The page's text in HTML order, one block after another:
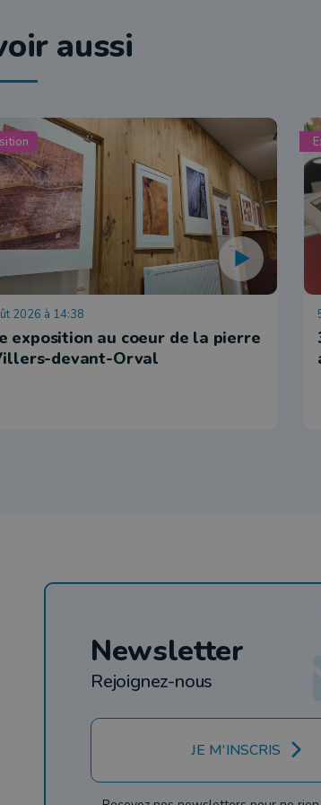
aussi
2026 à 14:38
exposition au coeur de la pierre
devant-Orval
Newsletter
Rejoignez-nous
JE M'INSCRIS